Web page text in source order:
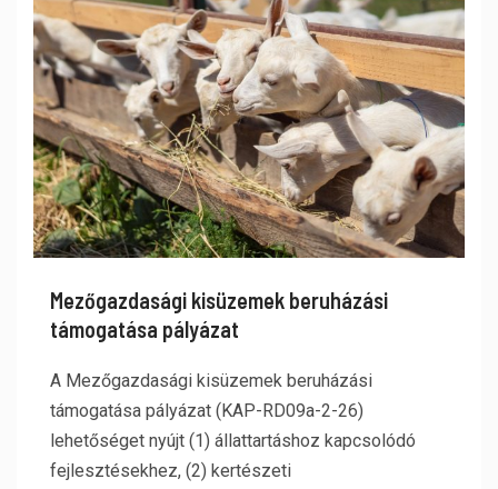
Mezőgazdasági kisüzemek beruházási
támogatása pályázat
A Mezőgazdasági kisüzemek beruházási
támogatása pályázat (KAP-RD09a-2-26)
lehetőséget nyújt (1) állattartáshoz kapcsolódó
fejlesztésekhez, (2) kertészeti